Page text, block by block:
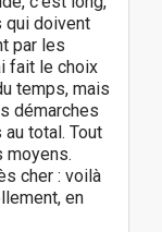
qui doivent
par les
fait le choix
temps, mais
démarches
au total. Tout
moyens.
cher : voilà
en